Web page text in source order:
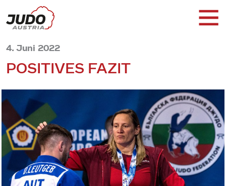
4. Juni 2022
POSITIVES FAZIT